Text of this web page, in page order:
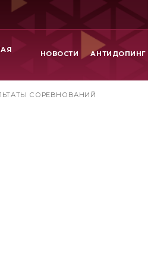
НОВОСТИ АНТИДОПИНГ
СОРЕВНОВАНИЙ